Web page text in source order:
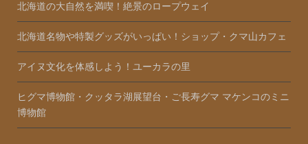
北海道の大自然を満喫！絶景のロープウェイ
北海道名物や特製グッズがいっぱい！ショップ・クマ山カフェ
アイヌ文化を体感しよう！ユーカラの里
ヒグマ博物館・クッタラ湖展望台・ご長寿グマ マケンコのミニ
博物館